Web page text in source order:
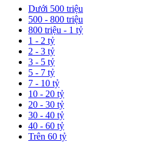
Dưới 500 triệu
500 - 800 triệu
800 triệu - 1 tỷ
1 - 2 tỷ
2 - 3 tỷ
3 - 5 tỷ
5 - 7 tỷ
7 - 10 tỷ
10 - 20 tỷ
20 - 30 tỷ
30 - 40 tỷ
40 - 60 tỷ
Trên 60 tỷ